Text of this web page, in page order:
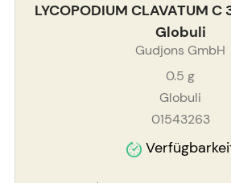
LYCOPODIUM CLAVATUM
Globuli
Gudjons GmbH
0.5 g
Globuli
01543263